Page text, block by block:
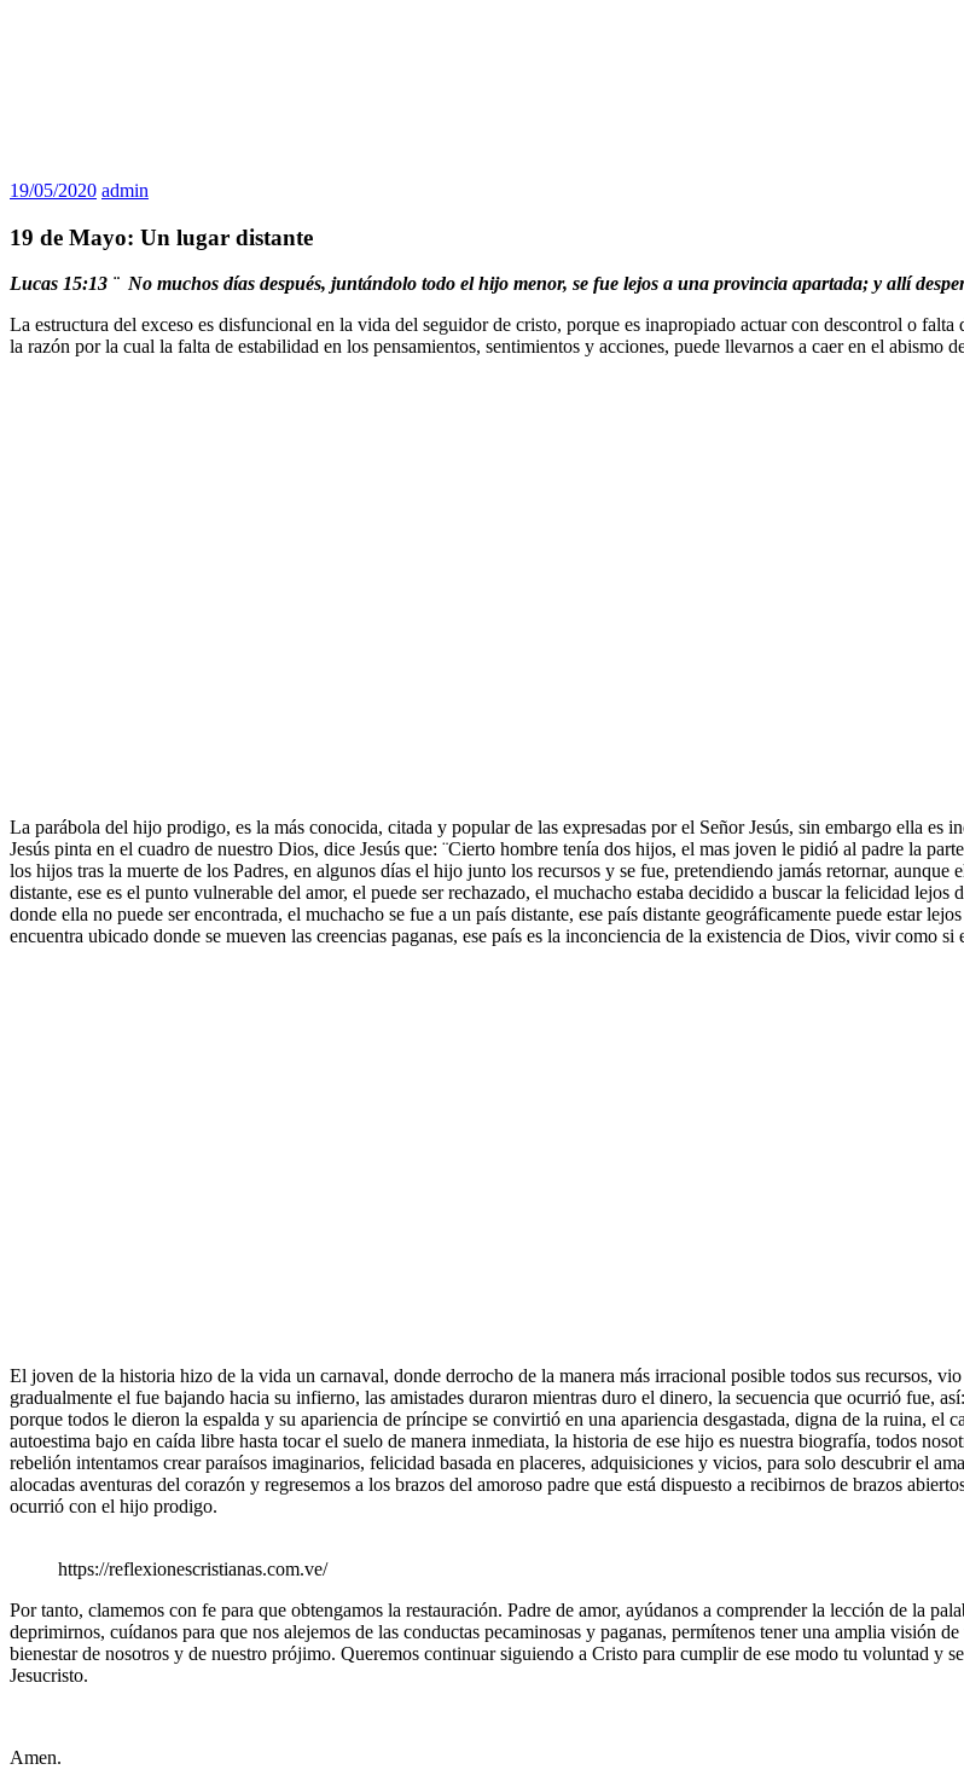
19/05/2020 admin
19 de Mayo: Un lugar distante
Lucas 15:13 ¨ No muchos días después, juntándolo todo el hijo menor, se fue lejos a una provincia apartada; y allí
La estructura del exceso es disfuncional en la vida del seguidor de cristo, porque es inapropiado actuar con descontrol o
la razón por la cual la falta de estabilidad en los pensamientos, sentimientos y acciones, puede llevarnos a caer en el abismo
La parábola del hijo prodigo, es la más conocida, citada y popular de las expresadas por el Señor Jesús, sin embargo ella
Jesús pinta en el cuadro de nuestro Dios, dice Jesús que: ¨Cierto hombre tenía dos hijos, el mas joven le pidió al padre la
los hijos tras la muerte de los Padres, en algunos días el hijo junto los recursos y se fue, pretendiendo jamás retornar,
distante, ese es el punto vulnerable del amor, el puede ser rechazado, el muchacho estaba decidido a buscar la felicidad
donde ella no puede ser encontrada, el muchacho se fue a un país distante, ese país distante geográficamente puede estar
encuentra ubicado donde se mueven las creencias paganas, ese país es la inconciencia de la existencia de Dios, vivir como
El joven de la historia hizo de la vida un carnaval, donde derrocho de la manera más irracional posible todos sus recursos,
gradualmente el fue bajando hacia su infierno, las amistades duraron mientras duro el dinero, la secuencia que ocurrió fue,
porque todos le dieron la espalda y su apariencia de príncipe se convirtió en una apariencia desgastada, digna de la ruina, el
autoestima bajo en caída libre hasta tocar el suelo de manera inmediata, la historia de ese hijo es nuestra biografía, todos
rebelión intentamos crear paraísos imaginarios, felicidad basada en placeres, adquisiciones y vicios, para solo descubrir el
alocadas aventuras del corazón y regresemos a los brazos del amoroso padre que está dispuesto a recibirnos de brazos
ocurrió con el hijo prodigo.
https://reflexionescristianas.com.ve/
Por tanto, clamemos con fe para que obtengamos la restauración. Padre de amor, ayúdanos a comprender la lección de la
deprimirnos, cuídanos para que nos alejemos de las conductas pecaminosas y paganas, permítenos tener una amplia visión
bienestar de nosotros y de nuestro prójimo. Queremos continuar siguiendo a Cristo para cumplir de ese modo tu voluntad y
Jesucristo.
Amen.